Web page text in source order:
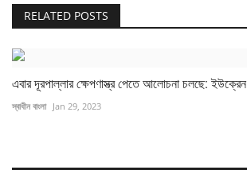
RELATED POSTS
এবার দূরপাল্লার ক্ষেপণাস্ত্র পেতে আলোচনা চলছে: ইউক্রেন
স্বাধীন বাংলা Jan 29, 2023